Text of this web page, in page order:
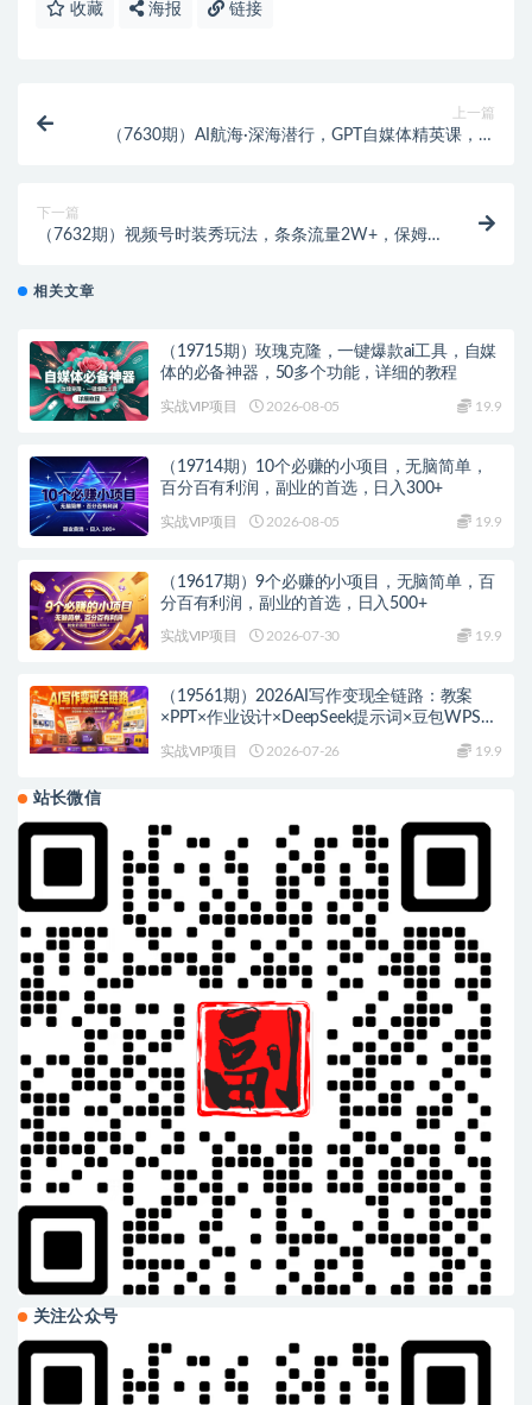
收藏 海报 链接
上一篇
（7630期）AI航海·深海潜行，GPT自媒体精英课，全
下一篇
（7632期）视频号时装秀玩法，条条流量2W+，保姆
相关文章
（19715期）玫瑰克隆，一键爆款ai工具，自媒
体的必备神器，50多个功能，详细的教程
实战VIP项目 2026-08-05 19.9
（19714期）10个必赚的小项目，无脑简单，
百分百有利润，副业的首选，日入300+
实战VIP项目 2026-08-05 19.9
（19617期）9个必赚的小项目，无脑简单，百
分百有利润，副业的首选，日入500+
实战VIP项目 2026-07-30 19.9
（19561期）2026AI写作变现全链路：教案
×PPT×作业设计×DeepSeek提示词×豆包WPS
实战VIP项目 2026-07-26 19.9
站长微信
关注公众号